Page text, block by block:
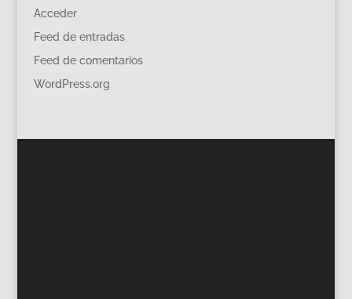
Acceder
Feed de entradas
Feed de comentarios
WordPress.org